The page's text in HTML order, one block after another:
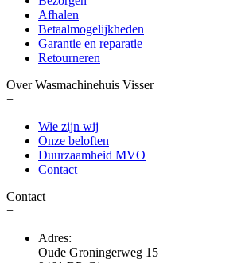
Afhalen
Betaalmogelijkheden
Garantie en reparatie
Retourneren
Over Wasmachinehuis Visser
+
Wie zijn wij
Onze beloften
Duurzaamheid MVO
Contact
Contact
+
Adres:
Oude Groningerweg 15